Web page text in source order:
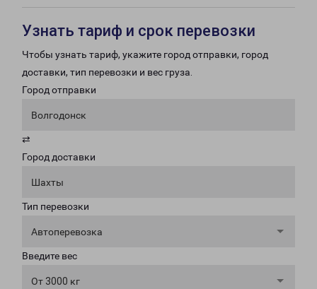
Узнать тариф и срок перевозки
Чтобы узнать тариф, укажите город отправки, город
доставки, тип перевозки и вес груза.
Город отправки
Волгодонск
⇄
Город доставки
Шахты
Тип перевозки
Автоперевозка
Введите вес
От 3000 кг